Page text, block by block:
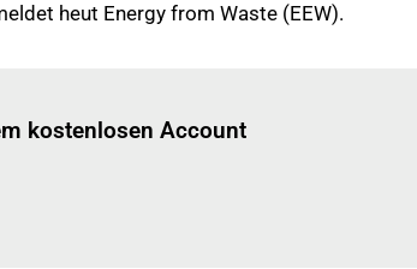
heut Energy from Waste (EEW).
kostenlosen Account